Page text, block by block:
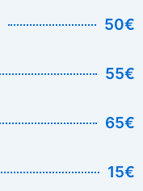
50€
55€
65€
15€